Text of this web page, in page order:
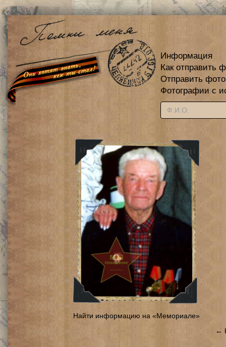
Информация
Как отправить
Отправить
Фотографии с
Найти информацию на «Мемориале»
←